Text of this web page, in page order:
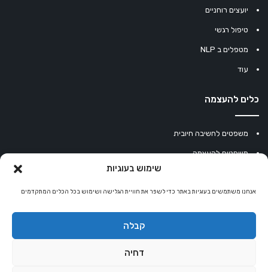
שימוש בעוגיות
אנחנו משתמשים בעוגיות באתר כדי לשפר את חוויית הגלישה ושימוש בכל הכלים המתקדמים
קבלה
דחיה
יועצים רוחניים
טיפול רגשי
מטפלים ב NLP
עוד
כלים להעצמה
משפטים לחשיבה חיובית
משפטים להעצמה
מחשבון נומרולוגיה
קריסטלים למזלות